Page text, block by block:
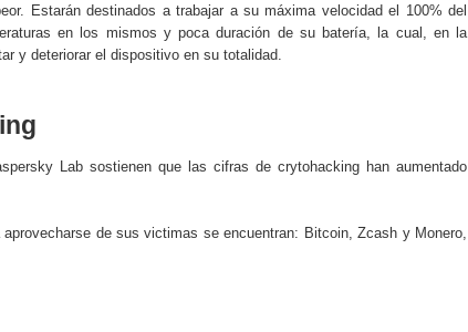
Estarán destinados a trabajar a su máxima velocidad el 100% del
en los mismos y poca duración de su batería, la cual, en la
y deteriorar el dispositivo en su totalidad.
Lab sostienen que las cifras de crytohacking han aumentado
de sus victimas se encuentran: Bitcoin, Zcash y Monero,